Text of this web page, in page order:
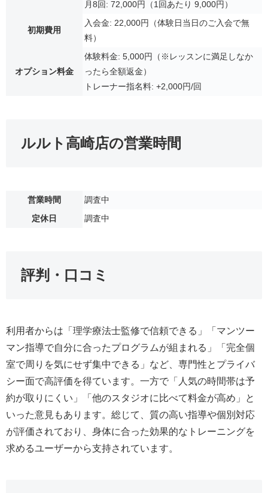
月8回: 72,000円（1回あたり 9,000円）
初期費用
入会金: 22,000円（体験日当日のご入会で無
料）
オプション料金
体験料金: 5,000円（※レッスンに満足しなか
ったら全額返金）
トレーナー指名料: +2,000円/回
ルルト高崎店の営業時間
営業時間
調査中
定休日
調査中
評判・口コミ
利用者からは「理学療法士監修で信頼できる」「マンツー
マン指導で自分に合ったプログラムが組まれる」「完全個
室で周りを気にせず集中できる」など、専門性とプライバ
シー面で高評価を得ています。一方で「人気の時間帯は予
約が取りにくい」「他のスタジオに比べて料金が高め」と
いった意見もあります。総じて、質の高い指導や個別対応
が評価されており、身体に合った効果的なトレーニングを
求めるユーザーから支持されています。